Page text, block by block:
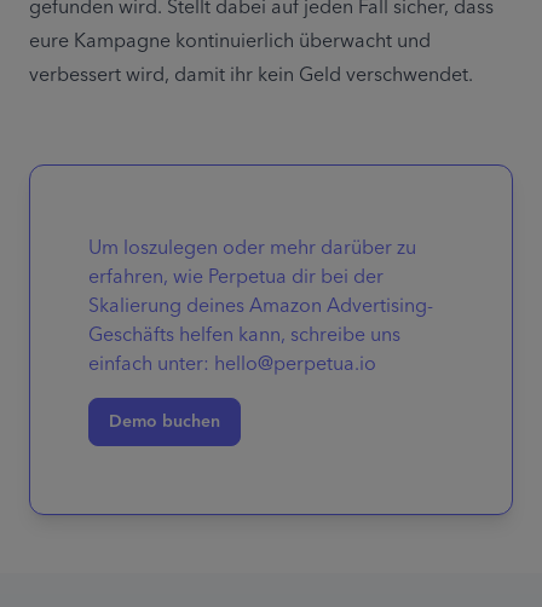
gefunden wird. Stellt dabei auf jeden Fall sicher, dass
eure Kampagne kontinuierlich überwacht und
verbessert wird, damit ihr kein Geld verschwendet.
Um loszulegen oder mehr darüber zu
erfahren, wie Perpetua dir bei der
Skalierung deines Amazon Advertising-
Geschäfts helfen kann, schreibe uns
einfach unter: hello@perpetua.io
Demo buchen